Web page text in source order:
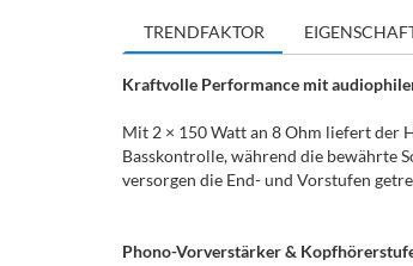
TRENDFAKTOR
Kraftvolle Performance mit
Mit 2 × 150 Watt an 8 Ohm liefert der
Basskontrolle, während die bewährte
versorgen die End- und Vorstufen
Phono-Vorverstärker &